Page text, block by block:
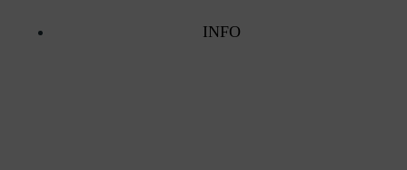
INFO